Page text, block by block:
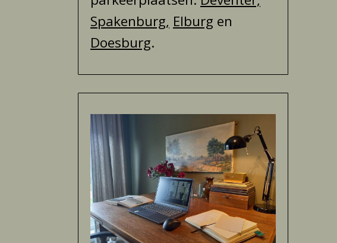
Spakenburg, Elburg en
Doesburg.